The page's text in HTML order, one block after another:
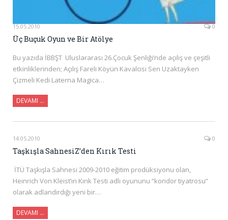
15.05.2010 0
Üç Buçuk Oyun ve Bir Atölye
Bu yazıda İBBŞT Uluslararası 26.Çocuk Şenliği’nde açılış ve çeşitli
etkinliklerinden; Açılış Fareli Köyün Kavalcısı Sen Uzaktayken
Çizmeli Kedi Laterna Magica…
DEVAMI …
14.05.2010 0
Taşkışla SahnesiZ’den Kırık Testi
İTÜ Taşkışla Sahnesi 2009-2010 eğitim prodüksiyonu olan,
Heinrich Von Kleist’ın Kırık Testi adlı oyununu “koridor tiyatrosu”
olarak adlandırdığı yeni bir…
DEVAMI …